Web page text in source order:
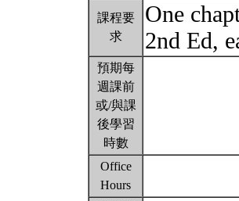
課程要
求
One
2nd Ed,
預期每
週課前
或/與課
後學習
時數
Office
Hours